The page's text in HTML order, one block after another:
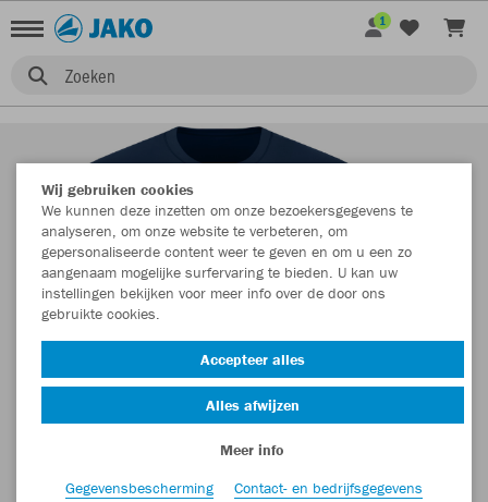
Zoeken
1
Wij gebruiken cookies
We kunnen deze inzetten om onze bezoekersgegevens te
analyseren, om onze website te verbeteren, om
gepersonaliseerde content weer te geven en om u een zo
aangenaam mogelijke surfervaring te bieden. U kan uw
instellingen bekijken voor meer info over de door ons
gebruikte cookies.
Accepteer alles
Alles afwijzen
Meer info
Gegevensbescherming
Contact- en bedrijfsgegevens